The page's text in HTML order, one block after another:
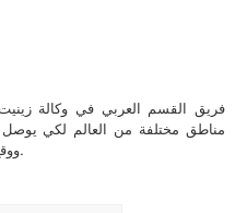
فريق القسم العربي في وكالة
مناطق مختلفة من العالم لكي
ووقع صدى الإنجيل الحي.